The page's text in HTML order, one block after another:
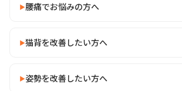
腰痛でお悩みの方へ
猫背を改善したい方へ
姿勢を改善したい方へ